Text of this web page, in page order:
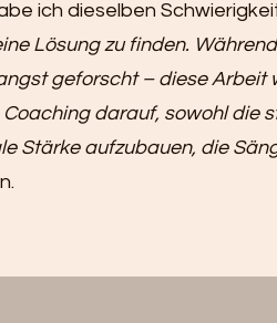
ich dieselben
Lösung zu finden.
geforscht – diese Arbeit
darauf, sowohl die
Stärke aufzubauen, die